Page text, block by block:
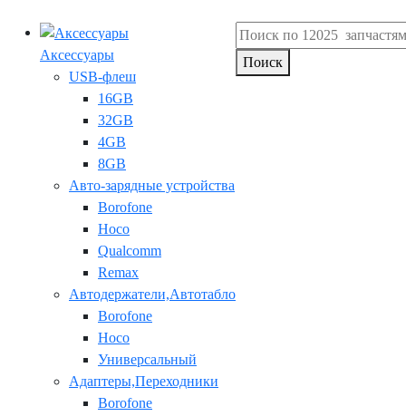
Аксессуары
USB-флеш
16GB
32GB
4GB
8GB
Авто-зарядные устройства
Borofone
Hoco
Qualcomm
Remax
Автодержатели,Автотабло
Borofone
Hoco
Универсальный
Адаптеры,Переходники
Borofone
Поиск